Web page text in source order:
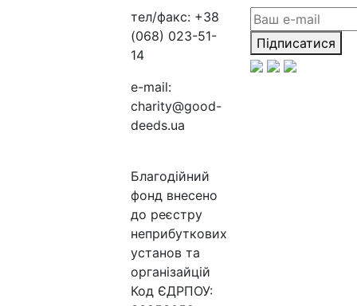
тел/факс: +38
(068) 023-51-
14
e-mail:
charity@good-
deeds.ua
Благодійний
фонд внесено
до реєстру
неприбуткових
установ та
організайцій
Код ЄДРПОУ:
Підписатися